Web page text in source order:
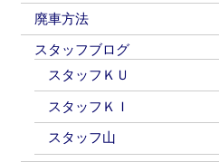
廃車方法
スタッフブログ
スタッフＫＵ
スタッフＫＩ
スタッフ山